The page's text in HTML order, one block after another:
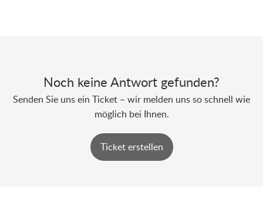
Noch keine Antwort gefunden?
Senden Sie uns ein Ticket – wir melden uns so schnell wie
möglich bei Ihnen.
Ticket erstellen